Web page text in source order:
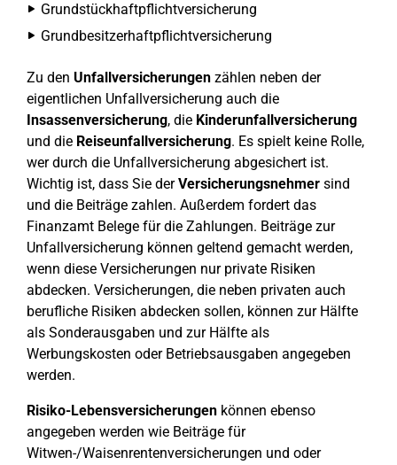
Grundstückhaftpflichtversicherung
Grundbesitzerhaftpflichtversicherung
Zu den Unfallversicherungen zählen neben der
eigentlichen Unfallversicherung auch die
Insassenversicherung, die Kinderunfallversicherung
und die Reiseunfallversicherung. Es spielt keine Rolle,
wer durch die Unfallversicherung abgesichert ist.
Wichtig ist, dass Sie derVersicherungsnehmer sind
und die Beiträge zahlen. Außerdem fordert das
Finanzamt Belege für die Zahlungen. Beiträge zur
Unfallversicherung können geltend gemacht werden,
wenn diese Versicherungen nur private Risiken
abdecken. Versicherungen, die neben privaten auch
berufliche Risiken abdecken sollen, können zur Hälfte
als Sonderausgaben und zur Hälfte als
Werbungskosten oder Betriebsausgaben angegeben
werden.
Risiko-Lebensversicherungen können ebenso
angegeben werden wie Beiträge für
Witwen-/Waisenrentenversicherungen und oder